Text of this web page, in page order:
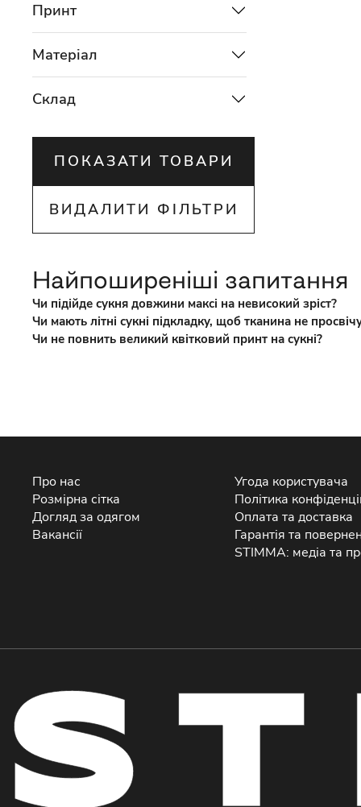
Принт
Матеріал
Склад
ПОКАЗАТИ ТОВАРИ
ВИДАЛИТИ ФІЛЬТРИ
Найпоширеніші запитання
Чи підійде сукня довжини максі на невисокий зріст?
Чи мають літні сукні підкладку, щоб тканина не
Чи не повнить великий квітковий принт на сукні?
Про нас
Розмірна сітка
Догляд за одягом
Вакансії
Угода користувача
Політика
Оплата та доставка
Гарантія та
STIMMA: медіа та